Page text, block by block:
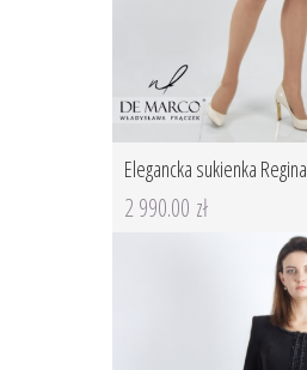
Elegancka sukienka Regina
2 990.00 zł